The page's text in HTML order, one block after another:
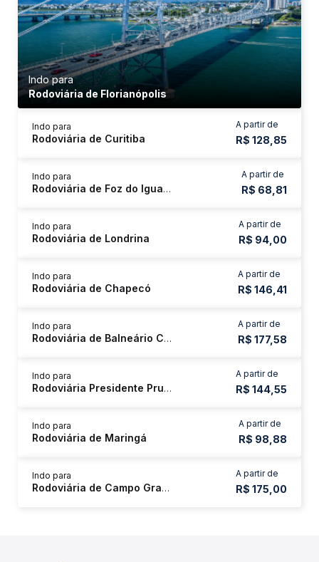
Indo para
Rodoviária de Florianópolis
A partir de
R$ 128,85
Indo para
Rodoviária de Curitiba
A partir de
R$ 68,81
Indo para
Rodoviária de Foz do Iguaçu
A partir de
R$ 94,00
Indo para
Rodoviária de Londrina
A partir de
R$ 146,41
Indo para
Rodoviária de Chapecó
A partir de
R$ 177,58
Indo para
Rodoviária de Balneário Camboriú
A partir de
R$ 144,55
Indo para
Rodoviária Presidente Prudente
A partir de
R$ 98,88
Indo para
Rodoviária de Maringá
A partir de
R$ 175,00
Indo para
Rodoviária de Campo Grande